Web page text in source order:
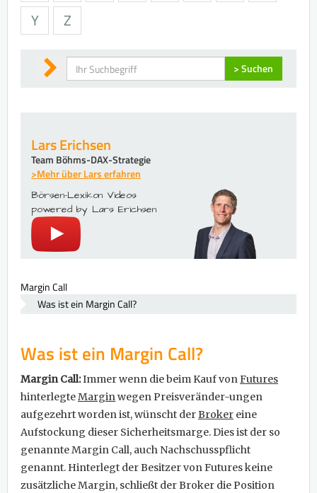
Y
Z
Suchen > Suchen
Lars Erichsen
Team Böhms-DAX-Strategie
>Mehr über Lars erfahren
Börsen-Lexikon Videos
powered by Lars Erichsen
Margin Call
Was ist ein Margin Call?
Was ist ein Margin Call?
Margin Call:Immer wenn die beim Kauf vonFutures
hinterlegteMarginwegen Preisveränder-ungen
aufgezehrt worden ist, wünscht derBroker eine
Aufstockung dieser Sicherheitsmarge. Dies ist der so
genannte Margin Call, auch Nachschusspflicht
genannt. Hinterlegt der Besitzer von Futures keine
zusätzliche Margin, schließt der Broker die Position